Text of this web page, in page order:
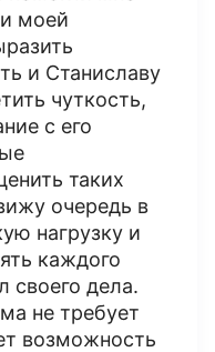
моей
и Станиславу
чуткость,
с его
таких
очередь в
нагрузку и
каждого
своего дела.
не требует
возможность